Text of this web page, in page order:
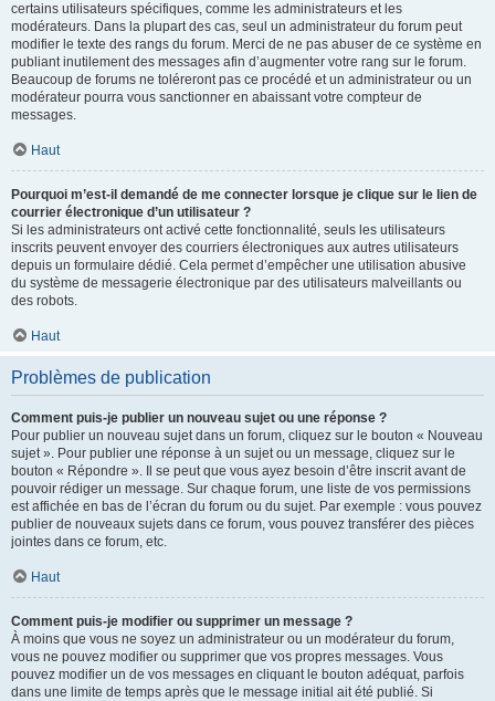
certains utilisateurs spécifiques, comme les administrateurs et les
modérateurs. Dans la plupart des cas, seul un administrateur du forum peut
modifier le texte des rangs du forum. Merci de ne pas abuser de ce système en
publiant inutilement des messages afin d’augmenter votre rang sur le forum.
Beaucoup de forums ne toléreront pas ce procédé et un administrateur ou un
modérateur pourra vous sanctionner en abaissant votre compteur de
messages.
Haut
Pourquoi m’est-il demandé de me connecter lorsque je clique sur le lien de
courrier électronique d’un utilisateur ?
Si les administrateurs ont activé cette fonctionnalité, seuls les utilisateurs
inscrits peuvent envoyer des courriers électroniques aux autres utilisateurs
depuis un formulaire dédié. Cela permet d’empêcher une utilisation abusive
du système de messagerie électronique par des utilisateurs malveillants ou
des robots.
Haut
Problèmes de publication
Comment puis-je publier un nouveau sujet ou une réponse ?
Pour publier un nouveau sujet dans un forum, cliquez sur le bouton « Nouveau
sujet ». Pour publier une réponse à un sujet ou un message, cliquez sur le
bouton « Répondre ». Il se peut que vous ayez besoin d’être inscrit avant de
pouvoir rédiger un message. Sur chaque forum, une liste de vos permissions
est affichée en bas de l’écran du forum ou du sujet. Par exemple : vous pouvez
publier de nouveaux sujets dans ce forum, vous pouvez transférer des pièces
jointes dans ce forum, etc.
Haut
Comment puis-je modifier ou supprimer un message ?
À moins que vous ne soyez un administrateur ou un modérateur du forum,
vous ne pouvez modifier ou supprimer que vos propres messages. Vous
pouvez modifier un de vos messages en cliquant le bouton adéquat, parfois
dans une limite de temps après que le message initial ait été publié. Si